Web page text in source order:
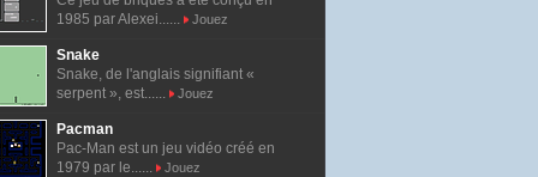
1985 par Alexei......
Jouez
Snake
Snake, de l'anglais signifiant «
serpent », est......
Jouez
Pacman
Pac-Man est un jeu vidéo créé en
1979 par le......
Jouez